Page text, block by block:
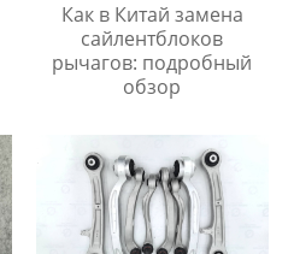
Как в Китай замена
сайлентблоков
рычагов: подробный
обзор